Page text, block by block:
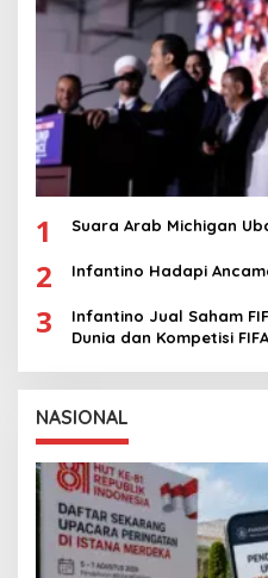
1 Suara Arab Michigan
2 Infantino Hadapi
3
Infantino Jual Saham
Dunia dan Kompetisi
NASIONAL